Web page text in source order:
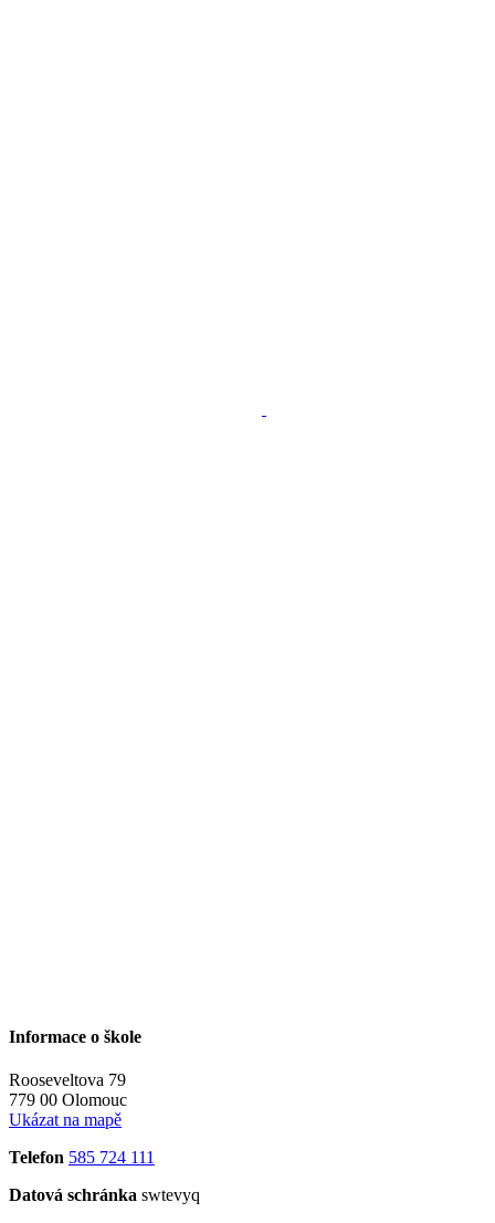
Informace o škole
Rooseveltova 79
779 00 Olomouc
Ukázat na mapě
Telefon 585 724 111
Datová schránka swtevyq